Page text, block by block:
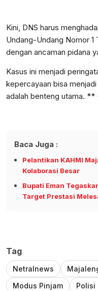
Kini, DNS harus
Undang-Undang Nomor 1
dengan ancaman pidana
Kasus ini menjadi
kepercayaan bisa
adalah benteng utama. **
Baca Juga :
Pelantikan KAHMI
Kolaborasi Besar
Bupati Eman
Target Prestasi
Tag
Netralnews
Modus Pinjam
Polisi